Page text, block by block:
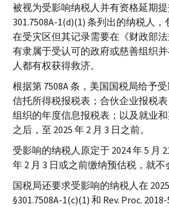
被视为受影响纳税人并有资格延期
301.7508A-1(d)(1) 条列出的纳税人
在受灾区但其记录需要在《财政部法
有隶属于受认可的政府或慈善组织
人都有权获得救济。
根据第 7508A条，美国国税局给予
信托所得税报税表；合伙企业报税
组织的年度信息报税表；以及就业
之后，至 2025 年 2 月 3 日之前。
受影响的纳税人原定于 2024 年 5 月
年 2 月 3 日或之前缴纳预估税，就
国税局还要求受影响的纳税人在
§301.7508A-1(c)(1) 和 Rev. Proc.